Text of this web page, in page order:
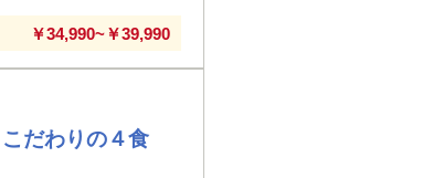
￥34,990~￥39,990
だわりの４食